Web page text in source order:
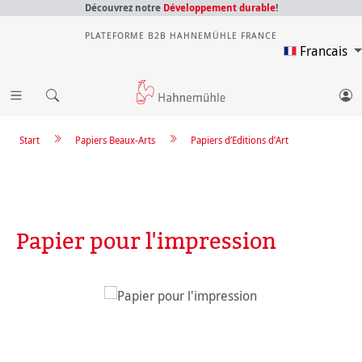
Découvrez notre Développement durable!
PLATEFORME B2B HAHNEMÜHLE FRANCE
Francais
Papiers d’Editions d’Art
Papiers Beaux-Arts
Start
Papier pour l'impression
Ignorer la galerie d'images